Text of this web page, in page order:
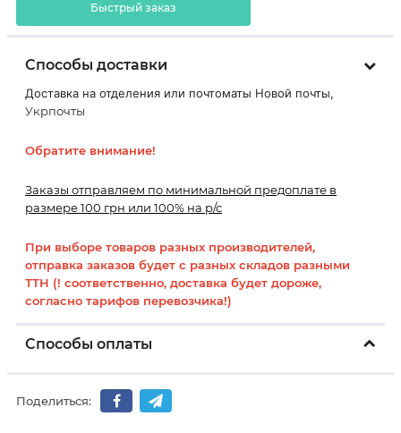
Быстрый заказ
Способы доставки
Доставка на отделения или почтоматы Новой почты,
Укрпочты
Обратите внимание!
Заказы отправляем по минимальной предоплате в
размере 100 грн или 100% на р/с
При выборе товаров разных производителей,
отправка заказов будет с разных складов разными
ТТН (! соответственно, доставка будет дороже,
согласно тарифов перевозчика!)
Способы оплаты
Поделиться: